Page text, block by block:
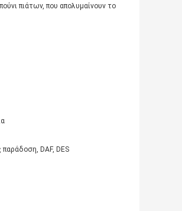
πιάτων, που απολυμαίνουν το
παράδοση, DAF, DES